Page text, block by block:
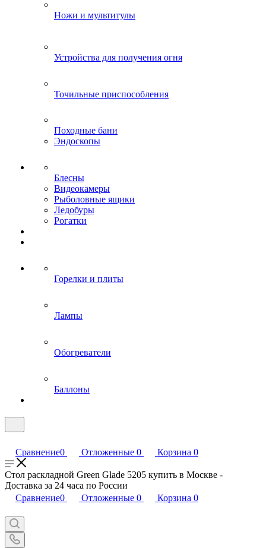
Ножи и мультитулы
Устройства для получения огня
Точильные приспособления
Походные бани
Эндоскопы
Блесны
Видеокамеры
Рыболовные ящики
Ледобуры
Рогатки
Горелки и плиты
Лампы
Обогреватели
Баллоны
Сравнение0 Отложенные 0 Корзина 0
Стол раскладной Green Glade 5205 купить в Москве -
Доставка за 24 часа по России
Сравнение0 Отложенные 0 Корзина 0